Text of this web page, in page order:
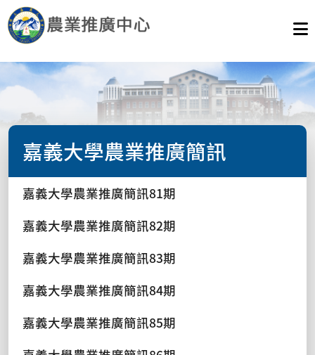
嘉義大學農業推廣簡訊
嘉義大學農業推廣簡訊81期
嘉義大學農業推廣簡訊82期
嘉義大學農業推廣簡訊83期
嘉義大學農業推廣簡訊84期
嘉義大學農業推廣簡訊85期